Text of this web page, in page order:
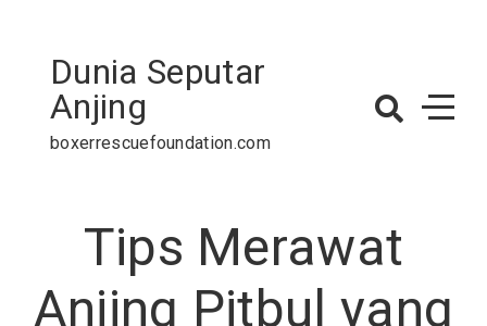
contentDunia Seputar
Anjing
boxerrescuefoundation.com
Tips Merawat
Anjing Pitbul yang